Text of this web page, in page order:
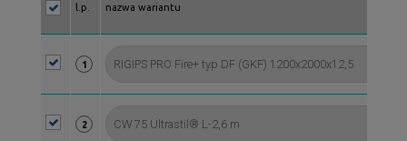
l.p. nazwa wariantu
1
2